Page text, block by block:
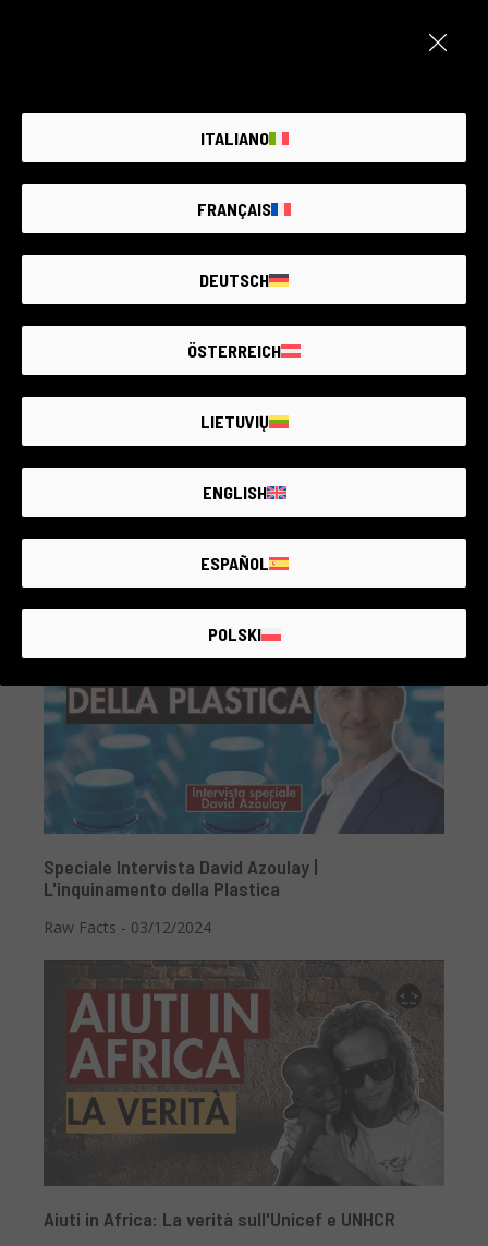
Dandora | La Discarica Più Grande dell’Africa
Orientale
Raw Facts - 03/12/2024
Dandora: L’Inferno di Rifiuti Dove la Vita Sfida la
Morte
Raw Facts - 03/12/2024
Speciale Intervista David Azoulay |
L'inquinamento della Plastica
Raw Facts - 03/12/2024
Aiuti in Africa: La verità sull'Unicef e UNHCR
ITALIANO
FRANÇAIS
DEUTSCH
ÖSTERREICH
LIETUVIŲ
ENGLISH
ESPAÑOL
POLSKI